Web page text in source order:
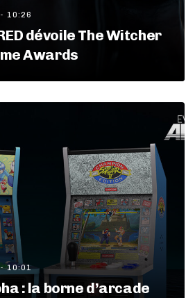
- 10:26
dévoile The Witcher
Awards
- 10:01
: la borne d’arcade